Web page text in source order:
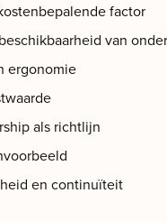
factor
van
ergonomie
als richtlijn
en continuïteit